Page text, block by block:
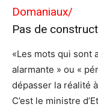
Domaniaux/
Pas de
«Les mots qui sont
alarmante » ou «
dépasser la réalité
C’est le ministre